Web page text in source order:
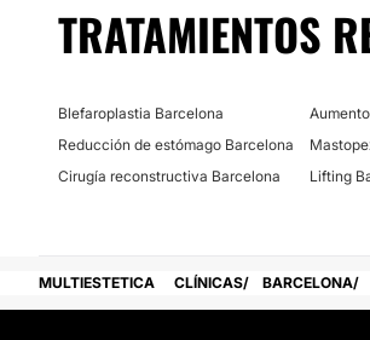
No
TRATAMIENTOS
Blefaroplastia Barcelona
Reducción de estómago Barcelona
Cirugía reconstructiva Barcelona
Lifting
MULTIESTETICA CLÍNICAS BARCELONA